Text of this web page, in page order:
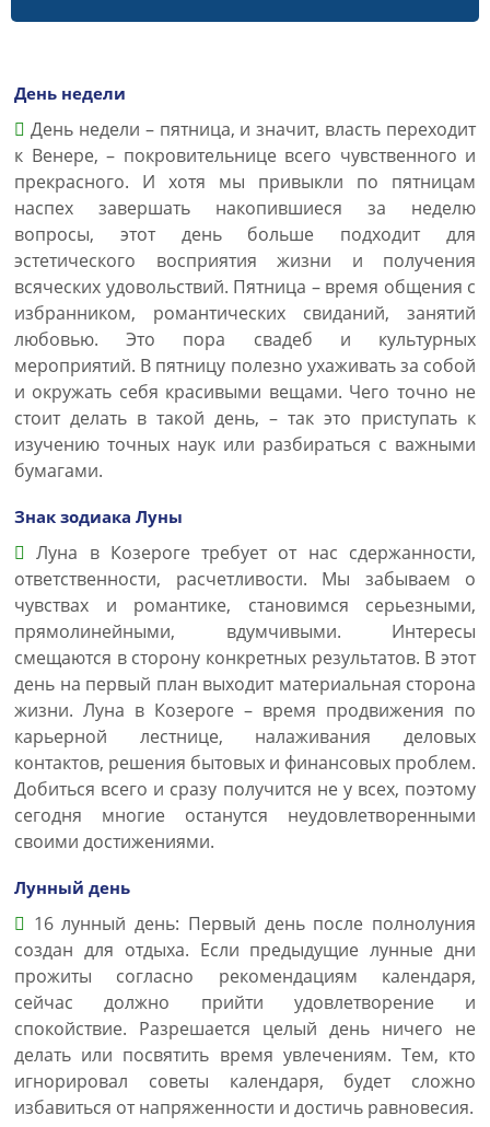
День недели
День недели – пятница, и значит, власть переходит
к Венере, – покровительнице всего чувственного и
прекрасного. И хотя мы привыкли по пятницам
наспех завершать накопившиеся за неделю
вопросы, этот день больше подходит для
эстетического восприятия жизни и получения
всяческих удовольствий. Пятница – время общения с
избранником, романтических свиданий, занятий
любовью. Это пора свадеб и культурных
мероприятий. В пятницу полезно ухаживать за собой
и окружать себя красивыми вещами. Чего точно не
стоит делать в такой день, – так это приступать к
изучению точных наук или разбираться с важными
бумагами.
Знак зодиака Луны
Луна в Козероге требует от нас сдержанности,
ответственности, расчетливости. Мы забываем о
чувствах и романтике, становимся серьезными,
прямолинейными, вдумчивыми. Интересы
смещаются в сторону конкретных результатов. В этот
день на первый план выходит материальная сторона
жизни. Луна в Козероге – время продвижения по
карьерной лестнице, налаживания деловых
контактов, решения бытовых и финансовых проблем.
Добиться всего и сразу получится не у всех, поэтому
сегодня многие останутся неудовлетворенными
своими достижениями.
Лунный день
16 лунный день: Первый день после полнолуния
создан для отдыха. Если предыдущие лунные дни
прожиты согласно рекомендациям календаря,
сейчас должно прийти удовлетворение и
спокойствие. Разрешается целый день ничего не
делать или посвятить время увлечениям. Тем, кто
игнорировал советы календаря, будет сложно
избавиться от напряженности и достичь равновесия.